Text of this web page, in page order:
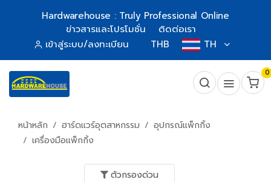
Hardwarehouse : Truly Professional Online
ข่าวสารและโปรโมชั่น
ติดต่อเรา
เข้าสู่ระบบ/ลงทะเบียน
THB TH
0
หน้าหลัก ฮาร์ดแวร์อุตสาหกรรม
อุปกรณ์แพ็กกิ้ง
เครื่องมือแพ็กกิ้ง
ตัวกรองด่วน